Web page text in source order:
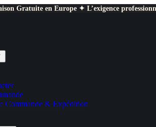
Gratuite en Europe ✦ L’exigence
Commande & Expédition